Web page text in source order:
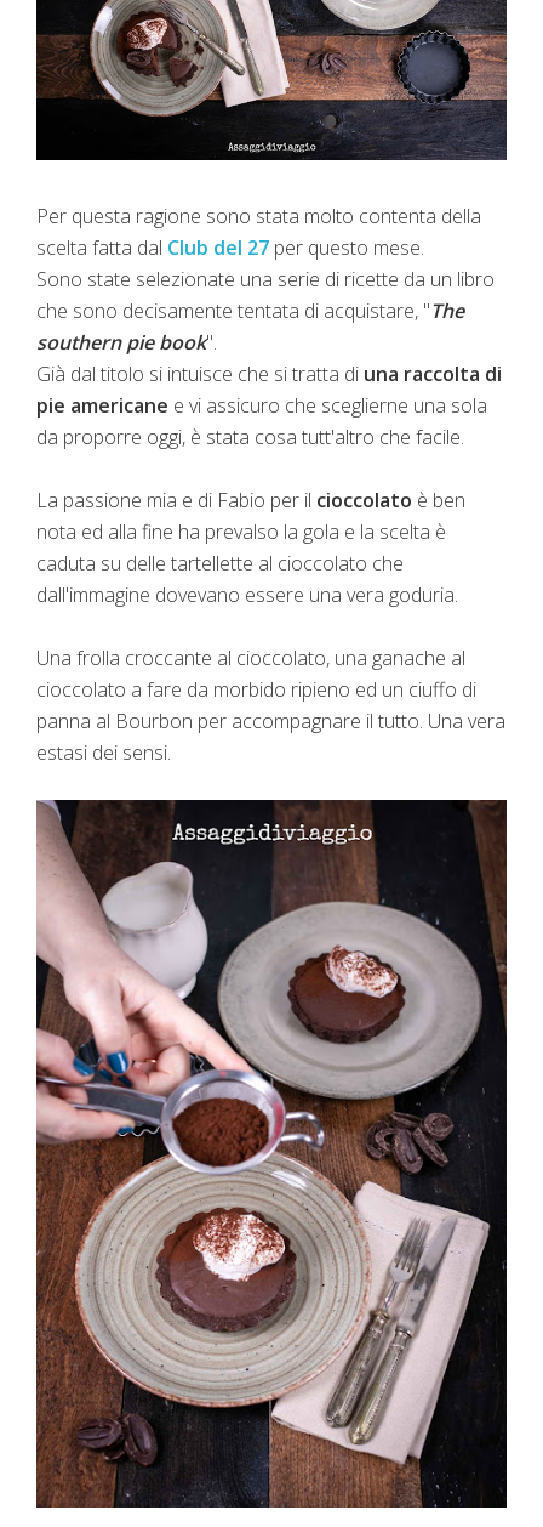
Per questa ragione sono stata molto contenta della
scelta fatta dal Club del 27 per questo mese.
Sono state selezionate una serie di ricette da un libro
che sono decisamente tentata di acquistare, "The
southern pie book".
Già dal titolo si intuisce che si tratta di una raccolta di
pie americane e vi assicuro che sceglierne una sola
da proporre oggi, è stata cosa tutt'altro che facile.
La passione mia e di Fabio per il cioccolato è ben
nota ed alla fine ha prevalso la gola e la scelta è
caduta su delle tartellette al cioccolato che
dall'immagine dovevano essere una vera goduria.
Una frolla croccante al cioccolato, una ganache al
cioccolato a fare da morbido ripieno ed un ciuffo di
panna al Bourbon per accompagnare il tutto. Una vera
estasi dei sensi.